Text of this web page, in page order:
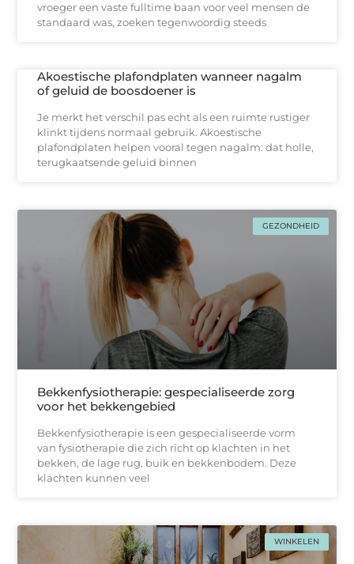
vroeger een vaste fulltime baan voor veel mensen de
standaard was, zoeken tegenwoordig steeds
Akoestische plafondplaten wanneer nagalm
of geluid de boosdoener is
Je merkt het verschil pas echt als een ruimte rustiger
klinkt tijdens normaal gebruik. Akoestische
plafondplaten helpen vooral tegen nagalm: dat holle,
terugkaatsende geluid binnen
GEZONDHEID
Bekkenfysiotherapie: gespecialiseerde zorg
voor het bekkengebied
Bekkenfysiotherapie is een gespecialiseerde vorm
van fysiotherapie die zich richt op klachten in het
bekken, de lage rug, buik en bekkenbodem. Deze
klachten kunnen veel
WINKELEN